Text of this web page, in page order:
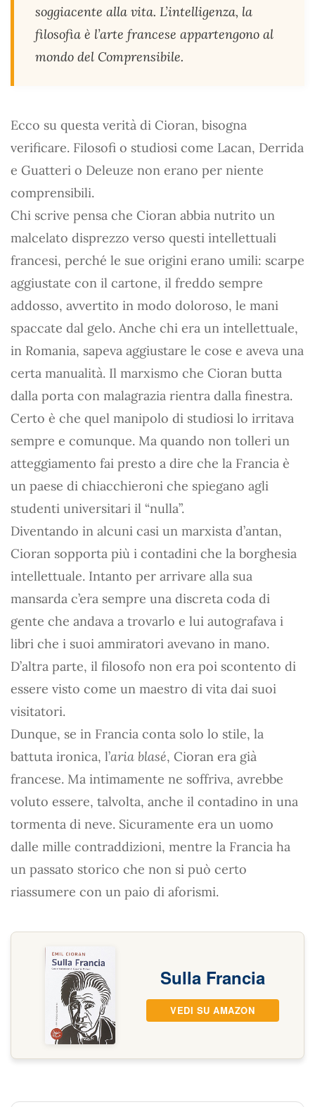
soggiacente alla vita. L’intelligenza, la
filosofia è l’arte francese appartengono al
mondo del Comprensibile.
Ecco su questa verità di Cioran, bisogna
verificare. Filosofi o studiosi come Lacan, Derrida
e Guatteri o Deleuze non erano per niente
comprensibili.
Chi scrive pensa che Cioran abbia nutrito un
malcelato disprezzo verso questi intellettuali
francesi, perché le sue origini erano umili: scarpe
aggiustate con il cartone, il freddo sempre
addosso, avvertito in modo doloroso, le mani
spaccate dal gelo. Anche chi era un intellettuale,
in Romania, sapeva aggiustare le cose e aveva una
certa manualità. Il marxismo che Cioran butta
dalla porta con malagrazia rientra dalla finestra.
Certo è che quel manipolo di studiosi lo irritava
sempre e comunque. Ma quando non tolleri un
atteggiamento fai presto a dire che la Francia è
un paese di chiacchieroni che spiegano agli
studenti universitari il “nulla”.
Diventando in alcuni casi un marxista d’antan,
Cioran sopporta più i contadini che la borghesia
intellettuale. Intanto per arrivare alla sua
mansarda c’era sempre una discreta coda di
gente che andava a trovarlo e lui autografava i
libri che i suoi ammiratori avevano in mano.
D’altra parte, il filosofo non era poi scontento di
essere visto come un maestro di vita dai suoi
visitatori.
Dunque, se in Francia conta solo lo stile, la
battuta ironica, l’aria blasé, Cioran era già
francese. Ma intimamente ne soffriva, avrebbe
voluto essere, talvolta, anche il contadino in una
tormenta di neve. Sicuramente era un uomo
dalle mille contraddizioni, mentre la Francia ha
un passato storico che non si può certo
riassumere con un paio di aforismi.
Sulla Francia
VEDI SU AMAZON